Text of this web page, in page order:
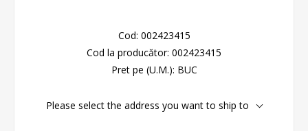
Cod: 002423415
Cod la producător: 002423415
Pret pe (U.M.): BUC
Please select the address you want to ship to